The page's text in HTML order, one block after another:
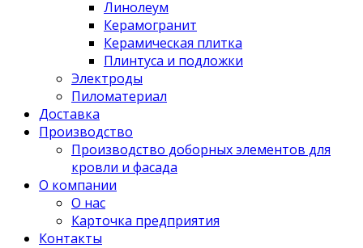
Линолеум
Керамогранит
Керамическая плитка
Плинтуса и подложки
Электроды
Пиломатериал
Доставка
Производство
Производство доборных элементов для
кровли и фасада
О компании
О нас
Карточка предприятия
Контакты